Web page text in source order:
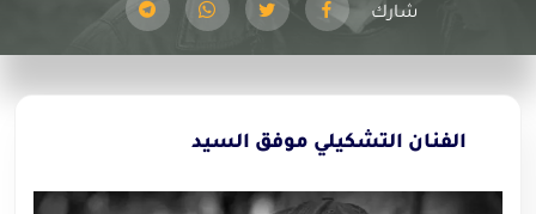
شارك
الفنان التشكيلي موفق السيد